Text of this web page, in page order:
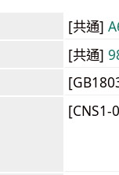
[共通]
[共通]
[CNS1-